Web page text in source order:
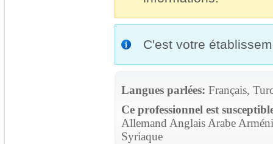
C'est votre
Langues parlées: Français,
Ce professionnel est
Allemand Anglais Arabe
Syriaque